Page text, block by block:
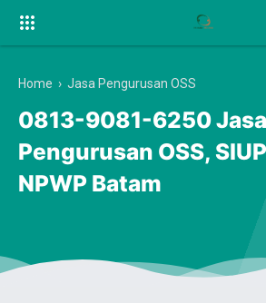
Home › Jasa Pengurusan OSS
0813-9081-6250 Jasa
Pengurusan OSS,
NPWP Batam